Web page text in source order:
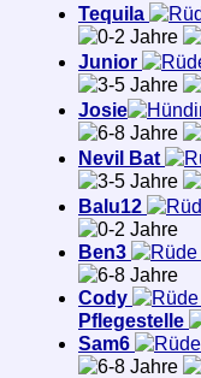
Tequila
Junior
Josie
Nevil Bat
Balu12
Ben3
Cody
Pflegestelle
Sam6